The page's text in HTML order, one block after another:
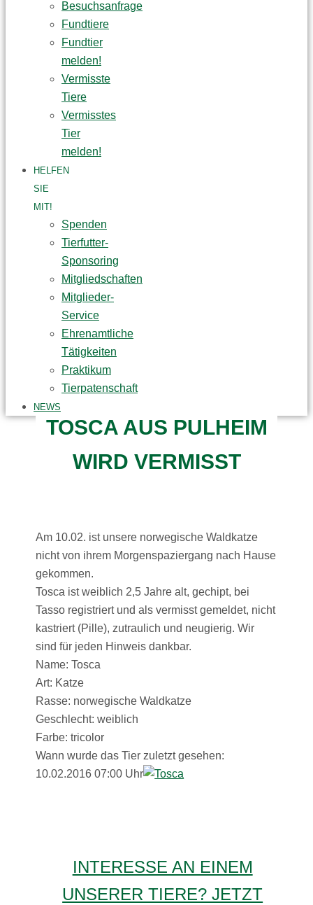
Besuchsanfrage
Fundtiere
Fundtier
melden!
Vermisste
Tiere
Vermisstes
Tier
melden!
HELFEN
SIE
MIT!
Spenden
Tierfutter-
Sponsoring
Mitgliedschaften
Mitglieder-
Service
Ehrenamtliche
Tätigkeiten
Praktikum
Tierpatenschaft
NEWS
TOSCA AUS PULHEIM
WIRD VERMISST
Am 10.02. ist unsere norwegische Waldkatze
nicht von ihrem Morgenspaziergang nach Hause
gekommen.
Tosca ist weiblich 2,5 Jahre alt, gechipt, bei
Tasso registriert und als vermisst gemeldet, nicht
kastriert (Pille), zutraulich und neugierig. Wir
sind für jeden Hinweis dankbar.
Name: Tosca
Art: Katze
Rasse: norwegische Waldkatze
Geschlecht: weiblich
Farbe: tricolor
Wann wurde das Tier zuletzt gesehen:
10.02.2016 07:00 Uhr
INTERESSE AN EINEM
UNSERER TIERE? JETZT